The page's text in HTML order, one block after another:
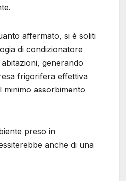
affermato, si è soliti
di condizionatore
generando
frigorifera effettiva
minimo assorbimento
preso in
anche di una